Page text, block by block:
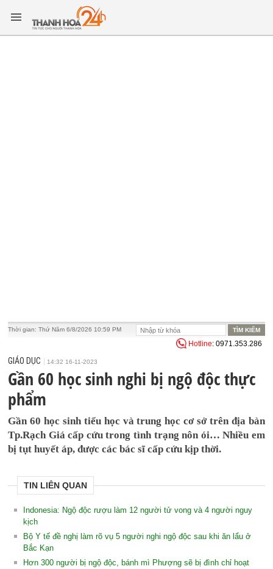
Thời gian:Thứ Năm 6/8/2026 10:59 PM
Hotline: 0971.353.286
GIÁO DỤC 14:32 16-11-2023
Gần 60 học sinh nghi bị ngộ độc thực
phẩm
Gần 60 học sinh tiểu học và trung học cơ sở trên địa bàn
Tp.Rạch Giá cấp cứu trong tình trạng nôn ói… Nhiều em
bị tụt huyết áp, được các bác sĩ cấp cứu kịp thời.
TIN LIÊN QUAN
Indonesia: Ngộ độc rượu làm 12 người tử vong và 4 người nguy
kịch
Bộ Y tế đề nghị làm rõ vụ 5 người nghi ngộ độc sau khi ăn lẩu ở
Bắc Kạn
Hơn 300 người bị ngộ độc, bánh mì Phượng sẽ bị đình chỉ hoạt